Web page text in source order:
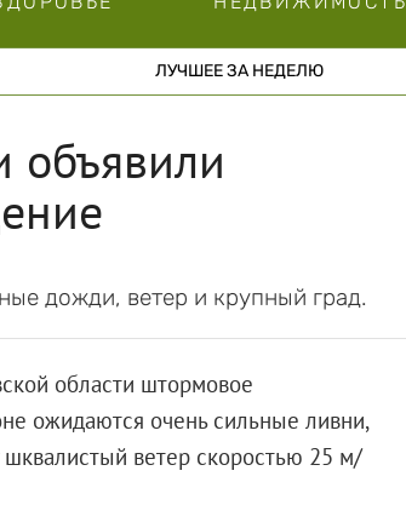
ЛУЧШЕЕ ЗА НЕДЕЛЮ
объявили
дожди, ветер и крупный град.
области штормовое
ожидаются очень сильные ливни,
шквалистый ветер скоростью 25 м/